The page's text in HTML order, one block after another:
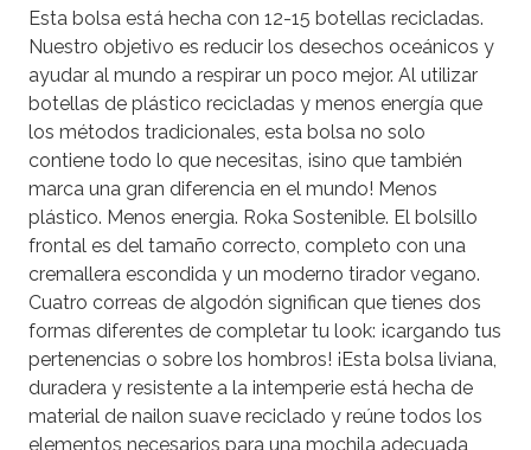
Esta bolsa está hecha con 12-15 botellas recicladas.
Nuestro objetivo es reducir los desechos oceánicos y
ayudar al mundo a respirar un poco mejor. Al utilizar
botellas de plástico recicladas y menos energía que
los métodos tradicionales, esta bolsa no solo
contiene todo lo que necesitas, ¡sino que también
marca una gran diferencia en el mundo! Menos
plástico. Menos energia. Roka Sostenible. El bolsillo
frontal es del tamaño correcto, completo con una
cremallera escondida y un moderno tirador vegano.
Cuatro correas de algodón significan que tienes dos
formas diferentes de completar tu look: ¡cargando tus
pertenencias o sobre los hombros! ¡Esta bolsa liviana,
duradera y resistente a la intemperie está hecha de
material de nailon suave reciclado y reúne todos los
elementos necesarios para una mochila adecuada